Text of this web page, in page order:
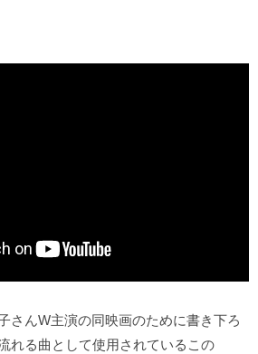
さんW主演の同映画のために書き下ろ
れる曲として使用されているこの